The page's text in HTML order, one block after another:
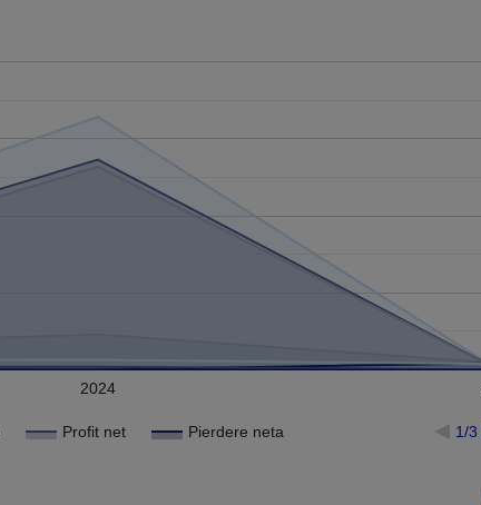
Profit net Pierdere neta 1/3
2024